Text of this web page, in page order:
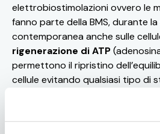
elettrobiostimolazioni ovvero le
fanno parte della BMS, durante
contemporanea anche sulle
rigenerazione di ATP
permettono il ripristino
cellule evitando qualsiasi tipo di